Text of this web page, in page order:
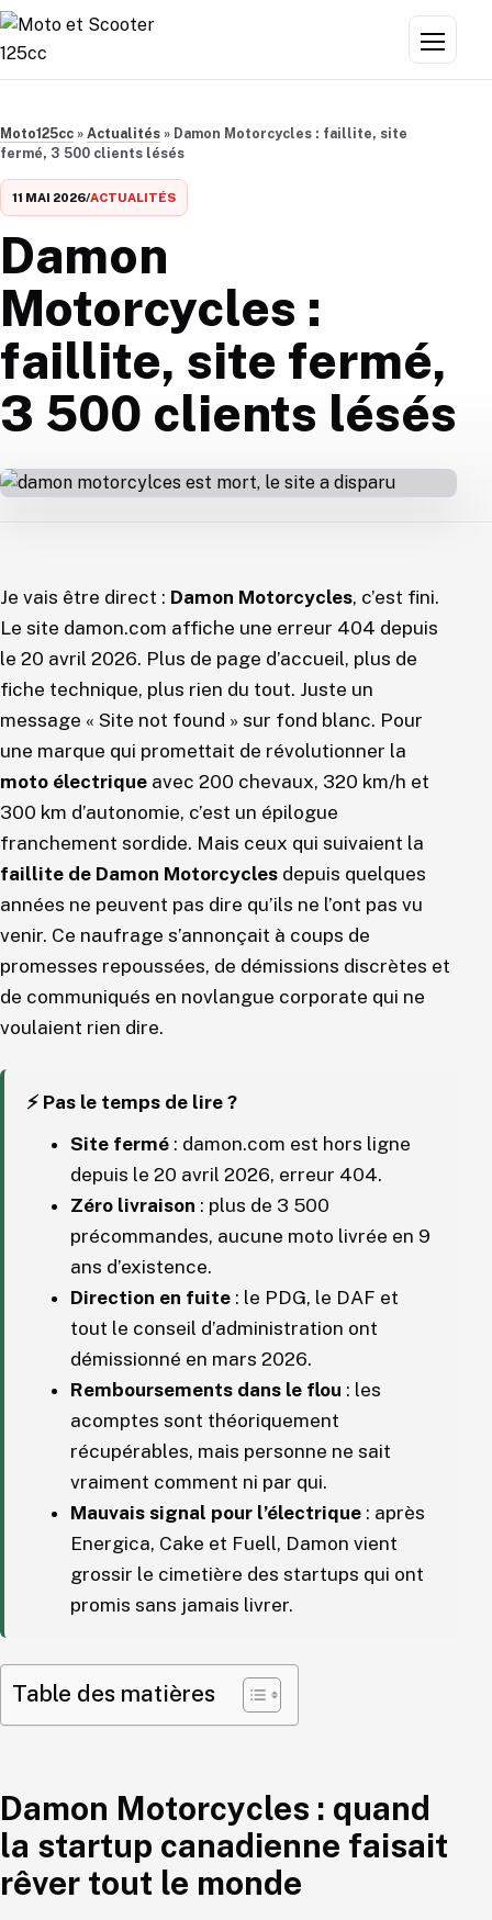
Aller au contenu
Menu
Moto125cc » Actualités » Damon Motorcycles : faillite, site
fermé, 3 500 clients lésés
11 MAI 2026/ACTUALITÉS
Damon
Motorcycles :
faillite, site fermé,
3 500 clients lésés
Je vais être direct : Damon Motorcycles, c’est fini.
Le site damon.com affiche une erreur 404 depuis
le 20 avril 2026. Plus de page d’accueil, plus de
fiche technique, plus rien du tout. Juste un
message « Site not found » sur fond blanc. Pour
une marque qui promettait de révolutionner la
moto électrique avec 200 chevaux, 320 km/h et
300 km d’autonomie, c’est un épilogue
franchement sordide. Mais ceux qui suivaient la
faillite de Damon Motorcycles depuis quelques
années ne peuvent pas dire qu’ils ne l’ont pas vu
venir. Ce naufrage s’annonçait à coups de
promesses repoussées, de démissions discrètes et
de communiqués en novlangue corporate qui ne
voulaient rien dire.
⚡ Pas le temps de lire ?
Site fermé : damon.com est hors ligne
depuis le 20 avril 2026, erreur 404.
Zéro livraison : plus de 3 500
précommandes, aucune moto livrée en 9
ans d’existence.
Direction en fuite : le PDG, le DAF et
tout le conseil d’administration ont
démissionné en mars 2026.
Remboursements dans le flou : les
acomptes sont théoriquement
récupérables, mais personne ne sait
vraiment comment ni par qui.
Mauvais signal pour l’électrique : après
Energica, Cake et Fuell, Damon vient
grossir le cimetière des startups qui ont
promis sans jamais livrer.
Table des matières
Damon Motorcycles : quand
la startup canadienne faisait
rêver tout le monde